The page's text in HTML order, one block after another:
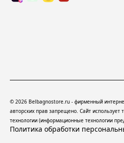
© 2026 Belbagnostore.ru - фирменный
авторских прав запрещено. Сайт
технологии (информационные технологии
Политика обработки